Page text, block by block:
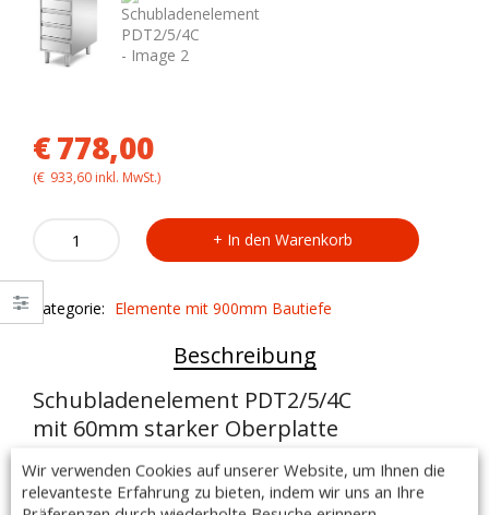
€778,00
(€ 933,60 inkl. MwSt.)
Schubladenelement
PDT2/5/4C
In den Warenkorb
Kategorie: Elemente mit 900mm Bautiefe
Beschreibung
Schubladenelement PDT2/5/4C
mit 60mm starker Oberplatte
Ausführung:
– 4 Schubladen ( Höhe: 10cm )
Wir verwenden Cookies auf unserer Website, um Ihnen die
relevanteste Erfahrung zu bieten, indem wir uns an Ihre